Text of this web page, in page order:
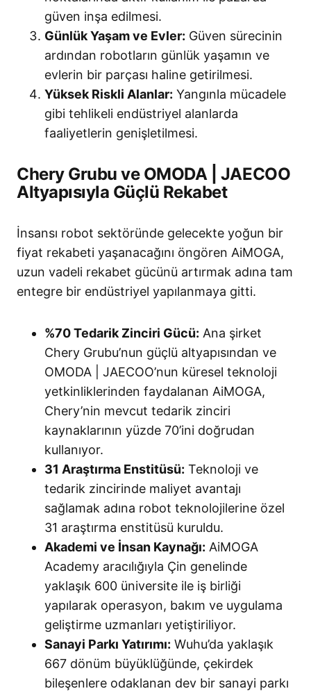
güven inşa edilmesi.
Günlük Yaşam ve Evler: Güven sürecinin
ardından robotların günlük yaşamın ve
evlerin bir parçası haline getirilmesi.
Yüksek Riskli Alanlar: Yangınla mücadele
gibi tehlikeli endüstriyel alanlarda
faaliyetlerin genişletilmesi.
Chery Grubu ve OMODA | JAECOO
Altyapısıyla Güçlü Rekabet
İnsansı robot sektöründe gelecekte yoğun bir
fiyat rekabeti yaşanacağını öngören AiMOGA,
uzun vadeli rekabet gücünü artırmak adına tam
entegre bir endüstriyel yapılanmaya gitti.
%70 Tedarik Zinciri Gücü: Ana şirket
Chery Grubu’nun güçlü altyapısından ve
OMODA | JAECOO’nun küresel teknoloji
yetkinliklerinden faydalanan AiMOGA,
Chery’nin mevcut tedarik zinciri
kaynaklarının yüzde 70’ini doğrudan
kullanıyor.
31 Araştırma Enstitüsü: Teknoloji ve
tedarik zincirinde maliyet avantajı
sağlamak adına robot teknolojilerine özel
31 araştırma enstitüsü kuruldu.
Akademi ve İnsan Kaynağı: AiMOGA
Academy aracılığıyla Çin genelinde
yaklaşık 600 üniversite ile iş birliği
yapılarak operasyon, bakım ve uygulama
geliştirme uzmanları yetiştiriliyor.
Sanayi Parkı Yatırımı: Wuhu’da yaklaşık
667 dönüm büyüklüğünde, çekirdek
bileşenlere odaklanan dev bir sanayi parkı